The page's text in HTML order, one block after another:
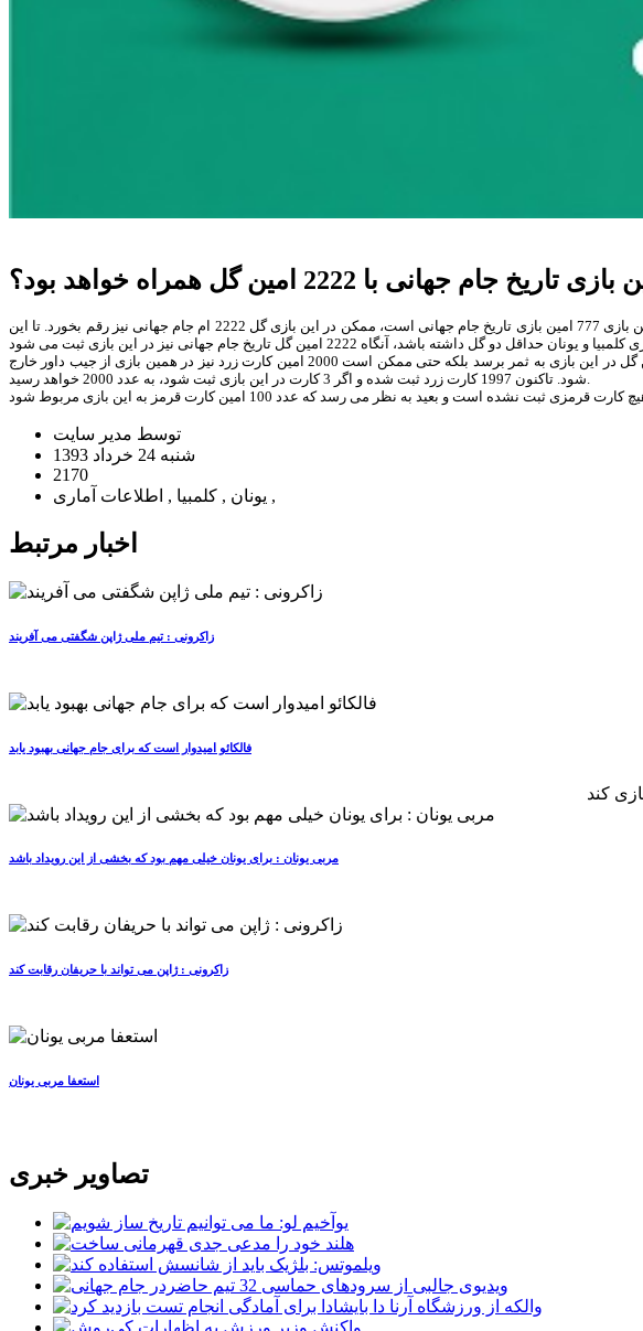
در سومین روز برزیل 2014 تیم های کلمبیا و یونان به مصاف هم خواهند رفت. این بازی به لحاظ آمار و ارقام ویژگی های خاصی دارد. در حالیکه این بازی 777 امین بازی تاریخ جام جهانی است، ممکن در این بازی گل 2222 ام جام جهانی نیز رقم بخورد. تا این
با توجه به 15 گل زده شده و 13 کارت زرد ثبت شده در 4 بازی اولی که در دو شب گذشته برگزار شده، نه تنها دور از انتظار نیست که 2222 امین گل در این بازی به ثمر برسد بلکه حتی ممکن است 2000 امین کارت زرد نیز در همین بازی از جیب داور خارج
توسط مدیر سایت
شنبه 24 خرداد 1393
2170
یونان , کلمبیا , اطلاعات آماری ,
اخبار مرتبط
زاکرونی : تیم ملی ژاپن شگفتی می آفریند
فالکائو امیدوار است که برای جام جهانی بهبود یابد
مربی یونان : برای یونان خیلی مهم بود که بخشی از این رویداد باشد
زاکرونی : ژاپن می تواند با حریفان رقابت کند
استعفا مربی یونان
تصاویر خبری